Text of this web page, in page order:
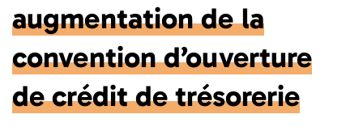
augmentation de la
convention d’ouverture
de crédit de trésorerie